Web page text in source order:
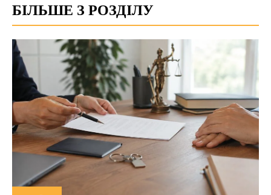
БІЛЬШЕ З РОЗДІЛУ